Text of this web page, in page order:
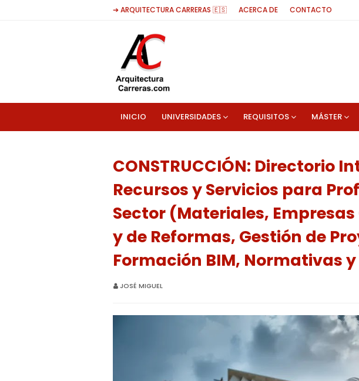
➔ ARQUITECTURA CARRERAS 🇪🇸 ACERCA DE CONTACTO
INICIO UNIVERSIDADES REQUISITOS MÁSTER
CONSTRUCCIÓN: Directorio
Recursos y Servicios para
Sector (Materiales,
y de Reformas, Gestión de
Formación BIM, Normativas
JOSÉ MIGUEL